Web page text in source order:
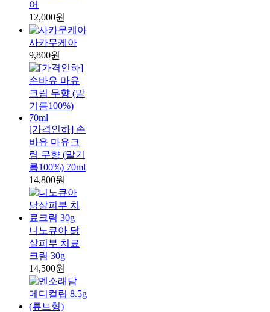
어
12,000원
사카무케아
9,800원
[가격인하] 손
바유 마유크
림 무향 (말기
름100%) 70ml
14,800원
니노큐아 닭
살피부 치료
크림 30g
14,500원